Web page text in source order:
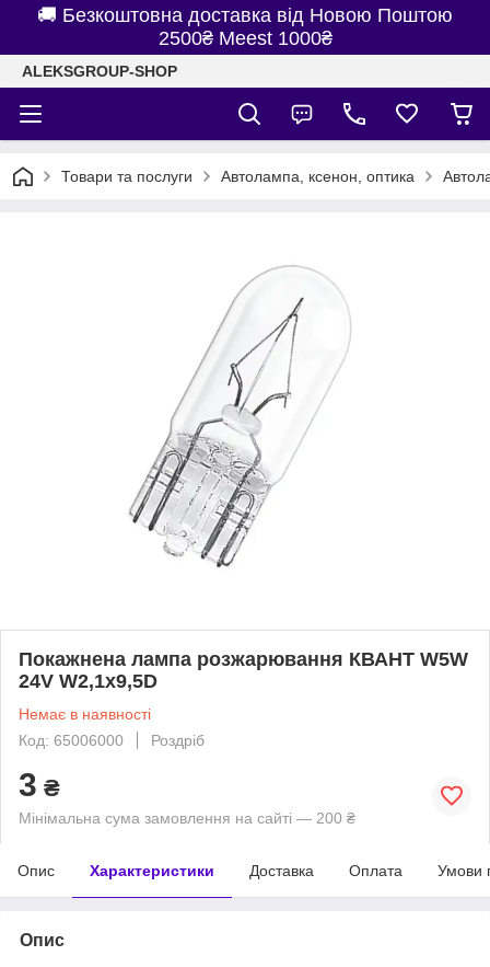
🚚 Безкоштовна доставка від Новою Поштою
2500₴ Meest 1000₴
ALEKSGROUP-SHOP
Товари та послуги Автолампа, ксенон, оптика
Покажнена лампа розжарювання КВАНТ W5W
24V W2,1x9,5D
Немає в наявності
Код: 65006000
Роздріб
3 ₴
Мінімальна сума замовлення на сайті — 200 ₴
Опис Характеристики Доставка Оплата Умови
Опис